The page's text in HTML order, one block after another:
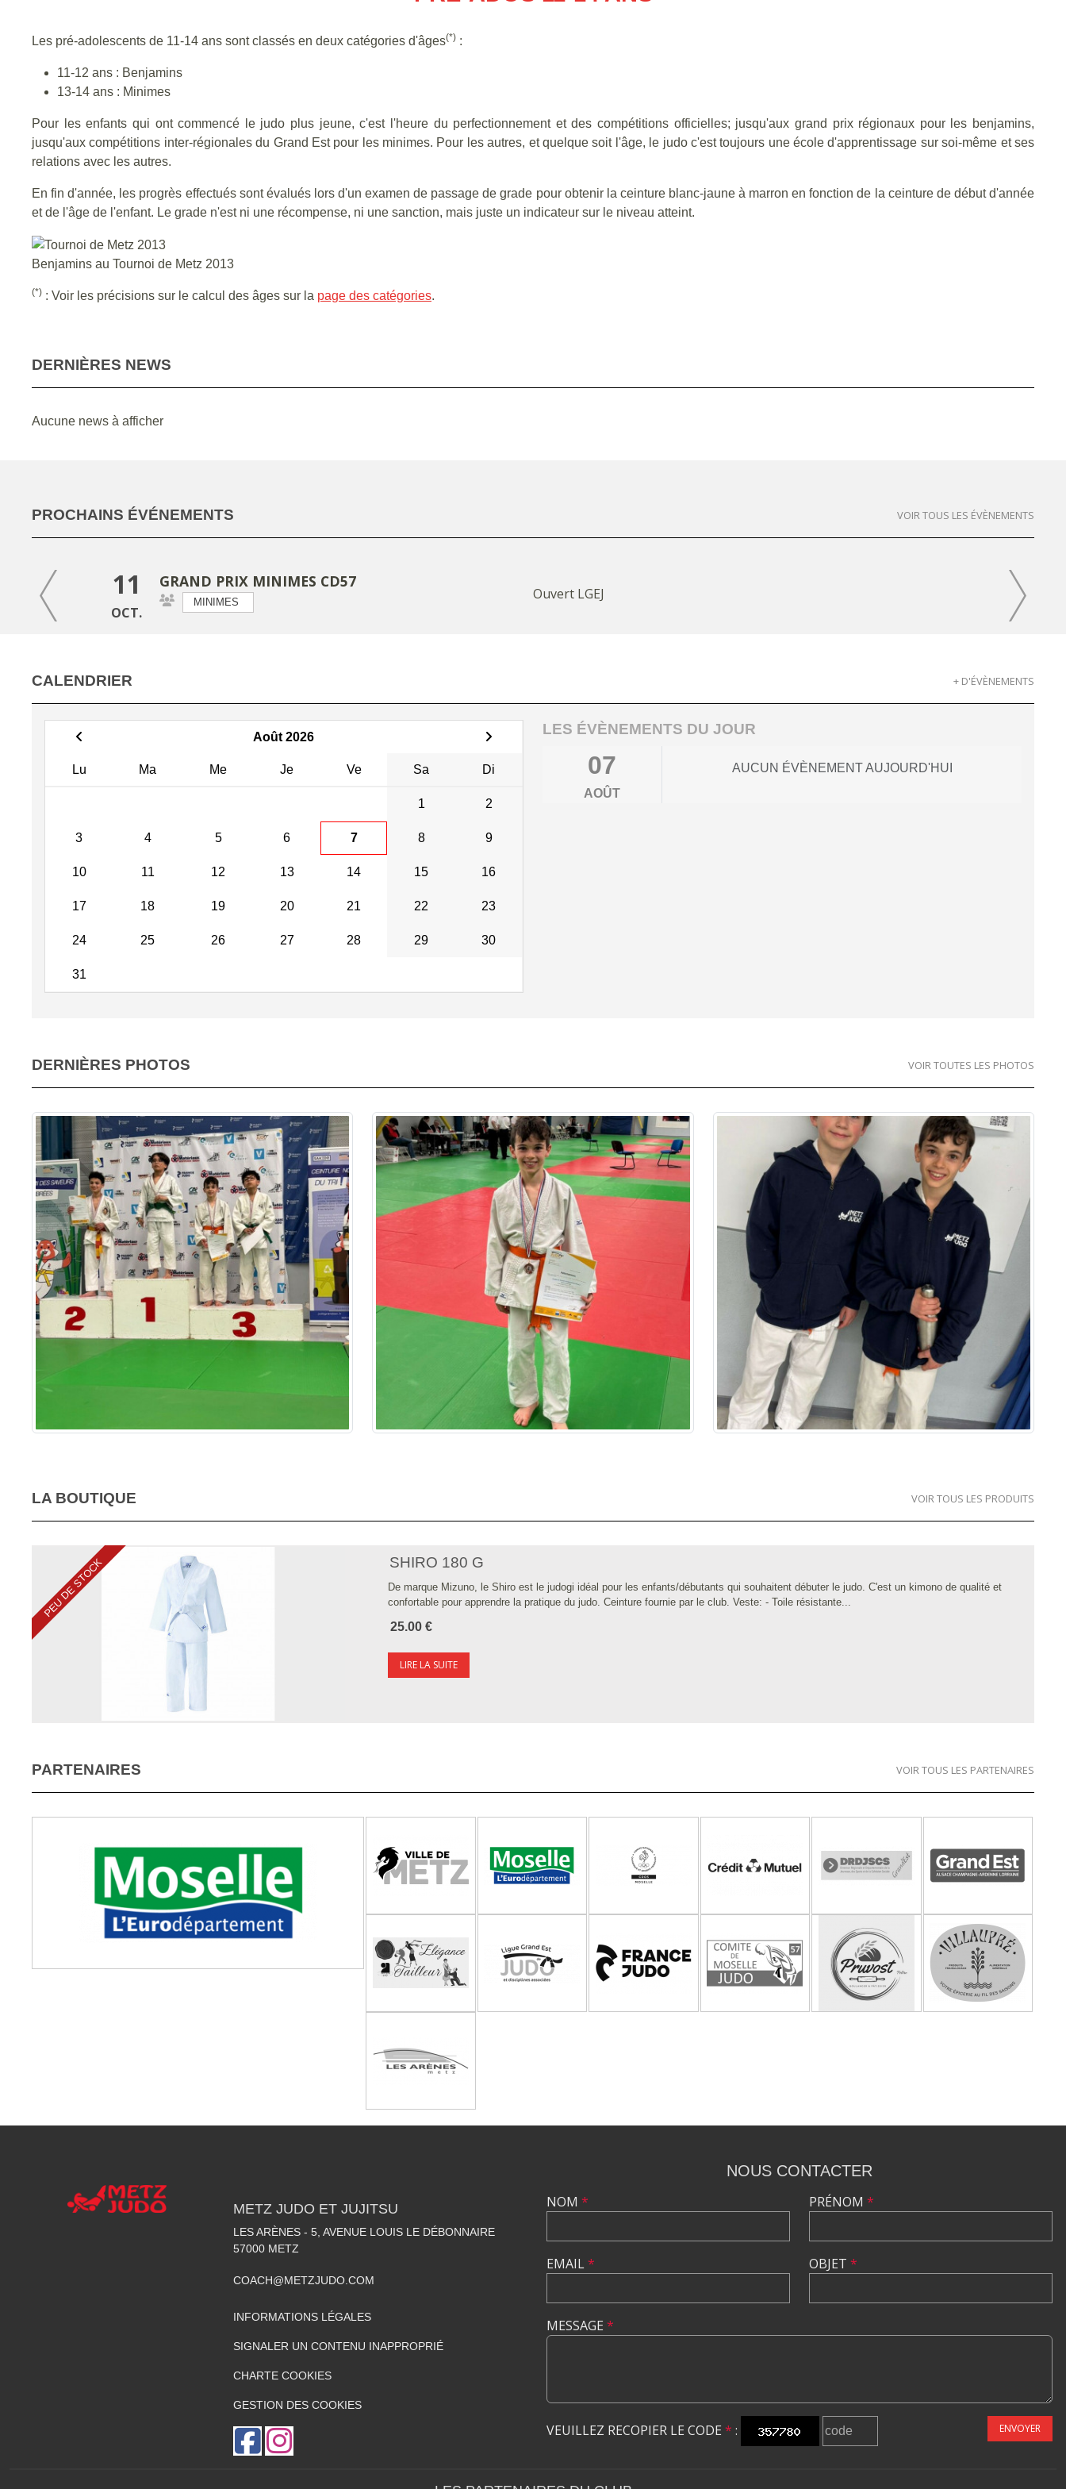
Les pré-adolescents de 11-14 ans sont classés en deux catégories d'âges(*) :
11-12 ans : Benjamins
13-14 ans : Minimes
Pour les enfants qui ont commencé le judo plus jeune, c'est l'heure du perfectionnement et des compétitions officielles; jusqu'aux grand prix régionaux pour les benjamins,
jusqu'aux compétitions inter-régionales du Grand Est pour les minimes. Pour les autres, et quelque soit l'âge, le judo c'est toujours une école d'apprentissage sur soi-même et ses
relations avec les autres.
En fin d'année, les progrès effectués sont évalués lors d'un examen de passage de grade pour obtenir la ceinture blanc-jaune à marron en fonction de la ceinture de début d'année
et de l'âge de l'enfant. Le grade n'est ni une récompense, ni une sanction, mais juste un indicateur sur le niveau atteint.
Benjamins au Tournoi de Metz 2013
(*) : Voir les précisions sur le calcul des âges sur la page des catégories.
DERNIÈRES NEWS
Aucune news à afficher
PROCHAINS ÉVÉNEMENTS
11
OCT.
GRAND PRIX MINIMES CD57
MINIMES Ouvert LGEJ
OCT.
VOIR TOUS LES ÉVÈNEMENTS
CALENDRIER
Août 2026
Lu Ma Me Je Ve Sa Di
1 2
3 4 5 6 7 8 9
10 11 12 13 14 15 16
17 18 19 20 21 22 23
24 25 26 27 28 29 30
31
LES ÉVÈNEMENTS DU JOUR
07
AOÛT
AUCUN ÉVÈNEMENT AUJOURD'HUI
+ D'ÉVÈNEMENTS
DERNIÈRES PHOTOS VOIR TOUTES LES PHOTOS
LA BOUTIQUE
SHIRO 180 G
De marque Mizuno, le Shiro est le judogi idéal pour les enfants/débutants qui souhaitent débuter le judo. C'est un kimono de qualité et
confortable pour apprendre la pratique du judo. Ceinture fournie par le club. Veste: - Toile résistante...
25.00 €
LIRE LA SUITE
PEU DE STOCK
VOIR TOUS LES PRODUITS
PARTENAIRES VOIR TOUS LES PARTENAIRES
METZ JUDO ET JUJITSU
LES ARÈNES - 5, AVENUE LOUIS LE DÉBONNAIRE
57000 METZ
COACH@METZJUDO.COM
INFORMATIONS LÉGALES
SIGNALER UN CONTENU INAPPROPRIÉ
CHARTE COOKIES
GESTION DES COOKIES
NOUS CONTACTER
NOM *
EMAIL*
PRÉNOM *
OBJET *
MESSAGE *
VEUILLEZ RECOPIER LE CODE * : ENVOYER